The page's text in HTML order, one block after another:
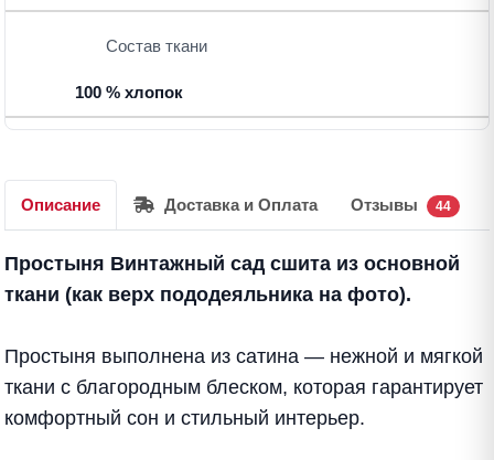
Состав ткани
100 % хлопок
Описание Доставка и Оплата Отзывы 44
Простыня Винтажный сад сшита из основной
ткани (как верх пододеяльника на фото).
Простыня выполнена из сатина — нежной и мягкой
ткани с благородным блеском, которая гарантирует
комфортный сон и стильный интерьер.